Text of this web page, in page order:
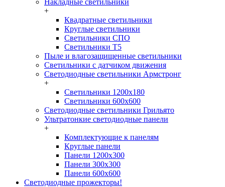
Накладные светильники
+
Квадратные светильники
Круглые светильники
Светильники СПО
Светильники Т5
Пыле и влагозащищенные светильники
Светильники с датчиком движения
Светодиодные светильники Армстронг
+
Светильники 1200х180
Светильники 600х600
Светодиодные светильники Грильято
Ультратонкие светодиодные панели
+
Комплектующие к панелям
Круглые панели
Панели 1200х300
Панели 300х300
Панели 600х600
Светодиодные прожекторы!